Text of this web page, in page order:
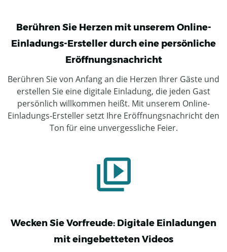
Berühren Sie Herzen mit unserem Online-
Einladungs-Ersteller durch eine persönliche
Eröffnungsnachricht
Berühren Sie von Anfang an die Herzen Ihrer Gäste und
erstellen Sie eine digitale Einladung, die jeden Gast
persönlich willkommen heißt. Mit unserem Online-
Einladungs-Ersteller setzt Ihre Eröffnungsnachricht den
Ton für eine unvergessliche Feier.
Wecken Sie Vorfreude: Digitale Einladungen
mit eingebetteten Videos